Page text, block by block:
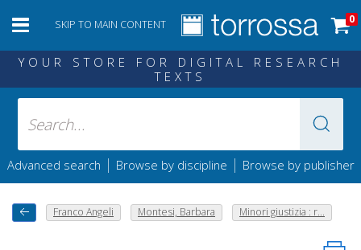
SKIP TO MAIN CONTENT 0
YOUR STORE FOR DIGITAL RESEARCH
TEXTS
Advanced search | Browse by discipline | Browse by publisher
Franco Angeli Montesi, Barbara Minori giustizia : r...